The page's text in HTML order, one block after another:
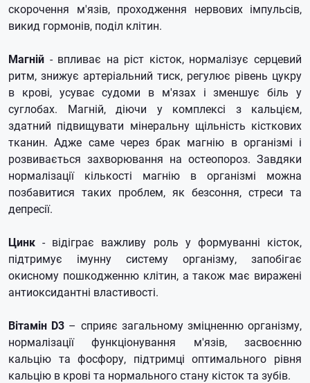
скорочення м'язів, проходження нервових імпульсів,
викид гормонів, поділ клітин.
Магній - впливає на ріст кісток, нормалізує серцевий
ритм, знижує артеріальний тиск, регулює рівень цукру
в крові, усуває судоми в м'язах і зменшує біль у
суглобах. Магній, діючи у комплексі з кальцієм,
здатний підвищувати мінеральну щільність кісткових
тканин. Адже саме через брак магнію в організмі і
розвивається захворювання на остеопороз. Завдяки
нормалізації кількості магнію в організмі можна
позбавитися таких проблем, як безсоння, стреси та
депресії.
Цинк - відіграє важливу роль у формуванні кісток,
підтримує імунну систему організму, запобігає
окисному пошкодженню клітин, а також має виражені
антиоксидантні властивості.
Вітамін D3 – сприяє загальному зміцненню організму,
нормалізації функціонування м'язів, засвоєнню
кальцію та фосфору, підтримці оптимального рівня
кальцію в крові та нормального стану кісток та зубів.